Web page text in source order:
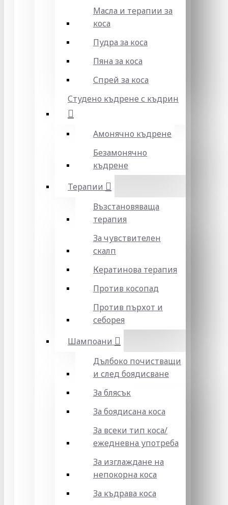
Масла и терапии за
коса
Пудра за коса
Пяна за коса
Спрей за коса
Студено къдрене с къдрин
Амонячно къдрене
Безамонячно
къдрене
Терапии
Възстановяваща
терапия
За чувствителен
скалп
Кератинова терапия
Против косопад
Против пърхот и
себорея
Шампоани
Дълбоко почистващи
и след боядисване
За блясък
За боядисана коса
За всеки тип коса/
ежедневна употреба
За изглаждане на
непокорна коса
За къдрава коса